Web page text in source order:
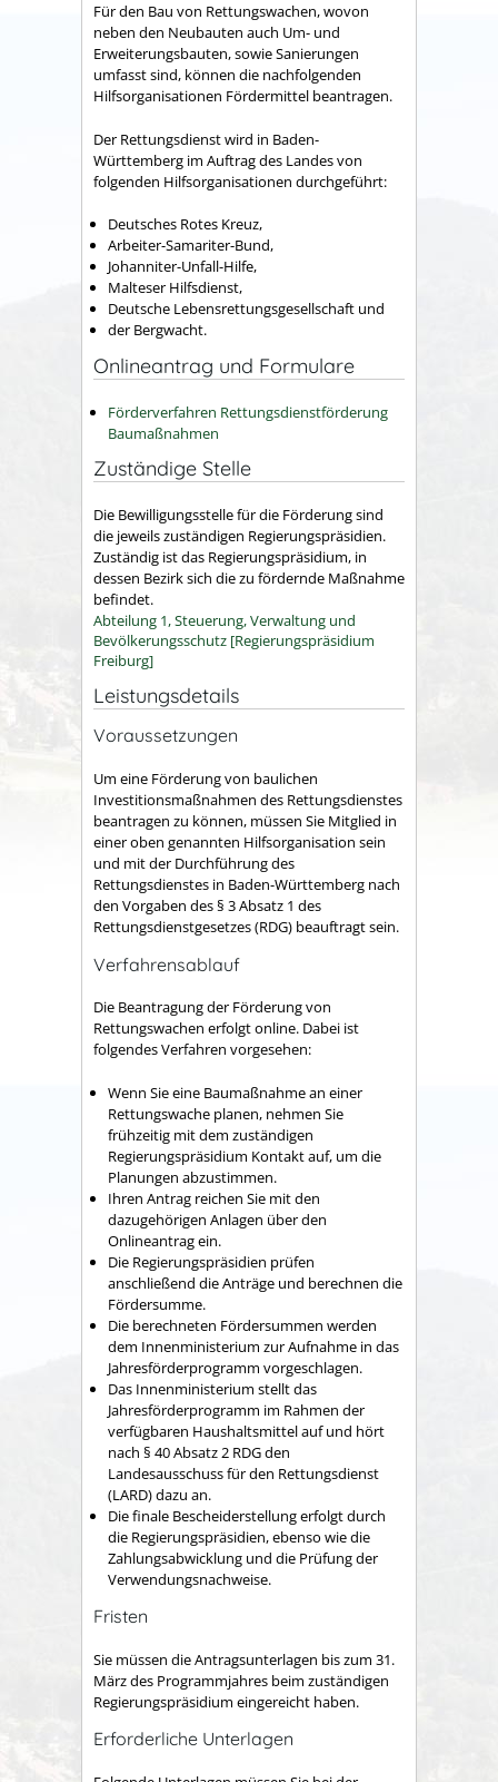
Für den Bau von Rettungswachen, wovon
neben den Neubauten auch Um- und
Erweiterungsbauten, sowie Sanierungen
umfasst sind, können die nachfolgenden
Hilfsorganisationen Fördermittel beantragen.
Der Rettungsdienst wird in Baden-
Württemberg im Auftrag des Landes von
folgenden Hilfsorganisationen durchgeführt:
Deutsches Rotes Kreuz,
Arbeiter-Samariter-Bund,
Johanniter-Unfall-Hilfe,
Malteser Hilfsdienst,
Deutsche Lebensrettungsgesellschaft und
der Bergwacht.
Onlineantrag und Formulare
Förderverfahren Rettungsdienstförderung
Baumaßnahmen
Zuständige Stelle
Die Bewilligungsstelle für die Förderung sind
die jeweils zuständigen Regierungspräsidien.
Zuständig ist das Regierungspräsidium, in
dessen Bezirk sich die zu fördernde Maßnahme
befindet.
Abteilung 1, Steuerung, Verwaltung und
Bevölkerungsschutz [Regierungspräsidium
Freiburg]
Leistungsdetails
Voraussetzungen
Um eine Förderung von baulichen
Investitionsmaßnahmen des Rettungsdienstes
beantragen zu können, müssen Sie Mitglied in
einer oben genannten Hilfsorganisation sein
und mit der Durchführung des
Rettungsdienstes in Baden-Württemberg nach
den Vorgaben des § 3 Absatz 1 des
Rettungsdienstgesetzes (RDG) beauftragt sein.
Verfahrensablauf
Die Beantragung der Förderung von
Rettungswachen erfolgt online. Dabei ist
folgendes Verfahren vorgesehen:
Wenn Sie eine Baumaßnahme an einer
Rettungswache planen, nehmen Sie
frühzeitig mit dem zuständigen
Regierungspräsidium Kontakt auf, um die
Planungen abzustimmen.
Ihren Antrag reichen Sie mit den
dazugehörigen Anlagen über den
Onlineantrag ein.
Die Regierungspräsidien prüfen
anschließend die Anträge und berechnen die
Fördersumme.
Die berechneten Fördersummen werden
dem Innenministerium zur Aufnahme in das
Jahresförderprogramm vorgeschlagen.
Das Innenministerium stellt das
Jahresförderprogramm im Rahmen der
verfügbaren Haushaltsmittel auf und hört
nach § 40 Absatz 2 RDG den
Landesausschuss für den Rettungsdienst
(LARD) dazu an.
Die finale Bescheiderstellung erfolgt durch
die Regierungspräsidien, ebenso wie die
Zahlungsabwicklung und die Prüfung der
Verwendungsnachweise.
Fristen
Sie müssen die Antragsunterlagen bis zum 31.
März des Programmjahres beim zuständigen
Regierungspräsidium eingereicht haben.
Erforderliche Unterlagen